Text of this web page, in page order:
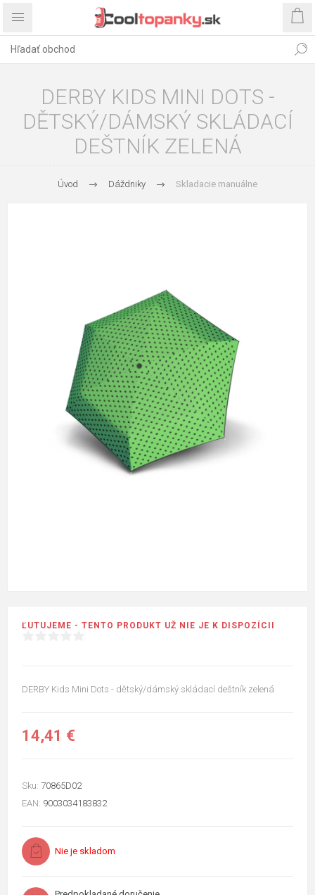
DERBY KIDS MINI DOTS -
DĚTSKÝ/DÁMSKÝ SKLÁDACÍ
DEŠTNÍK ZELENÁ
Úvod Dáždniky Skladacie manuálne
ĽUTUJEME - TENTO PRODUKT UŽ NIE JE K DISPOZÍCII
DERBY Kids Mini Dots - dětský/dámský skládací deštník zelená
14,41 €
Sku: 70865D02
EAN: 9003034183832
Nie je skladom